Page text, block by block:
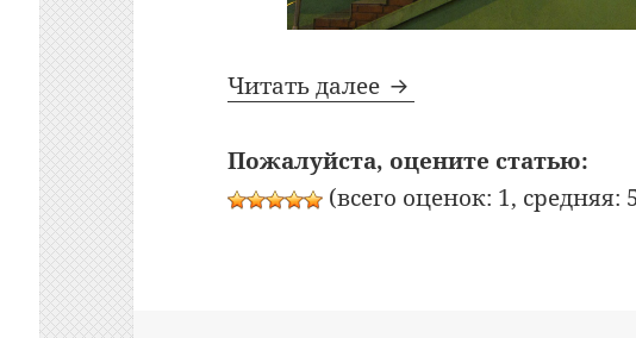
Читать далее Bon Appetit: №5:
Пожалуйста, оцените статью:
(всего оценок: 1, средняя: